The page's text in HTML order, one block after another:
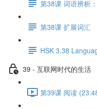
第38课 词语辨析
第38课 扩展词汇
HSK 3.38
39 - 互联网时代的生活
第39课 阅读